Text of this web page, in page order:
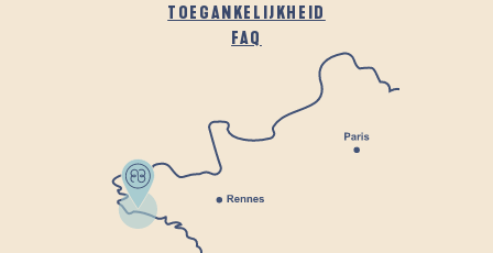
TOEGANKELIJKHEID
FAQ